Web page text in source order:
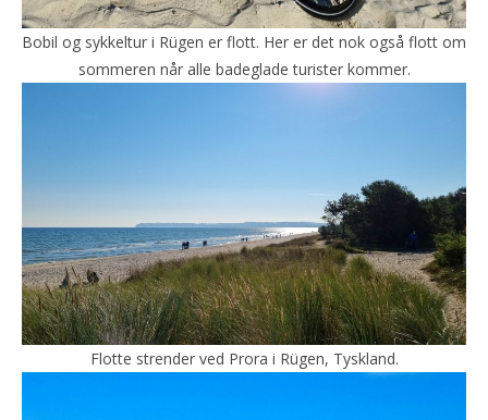
Bobil og sykkeltur i Rügen er flott. Her er det nok også flott om
sommeren når alle badeglade turister kommer.
Flotte strender ved Prora i Rügen, Tyskland.